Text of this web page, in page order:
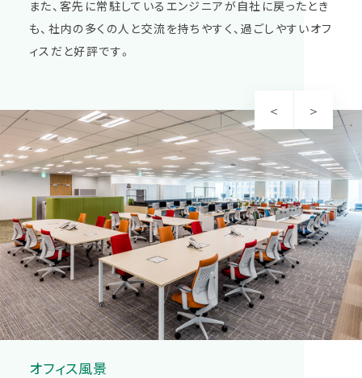
また、客先に常駐しているエンジニアが自社に戻ったとき
も、社内の多くの人と交流を持ちやすく、過ごしやすいオフ
ィスだと好評です。
オフィス風景
＜ ＞